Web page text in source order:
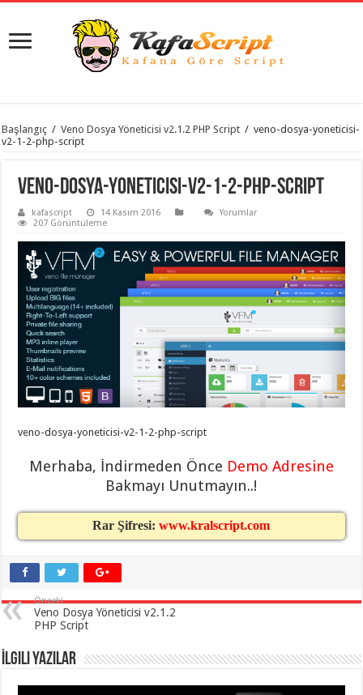
istanbul
organizasyon
taşımacılık,
gaziantep
gaziantep
evden
taşımacılık
evden
taşımacılık,
gaziantep
evden
taşımacılık,
evden
taşımacılık,
gaziantep
evden
gaziantep
taşımacılık,
taşımacılık
evden
taşımacılık,
evden
taşımacılık,
gaziantep
asansörlü
gaziantep
evden
taşımacılık,
Başlangıç / Veno Dosya Yöneticisi v2.1.2 PHP Script / veno-dosya-yoneticisi-
v2-1-2-php-script
veno-dosya-yoneticisi-v2-1-2-php-script
kafascript 14 Kasım 2016
Yorumlar
207 Görüntüleme
veno-dosya-yoneticisi-v2-1-2-php-script
Merhaba, İndirmeden Önce Demo Adresine
Bakmayı Unutmayın..!
Rar Şifresi:www.kralscript.com
Önceki
Veno Dosya Yöneticisi v2.1.2
PHP Script
İlgili Yazılar